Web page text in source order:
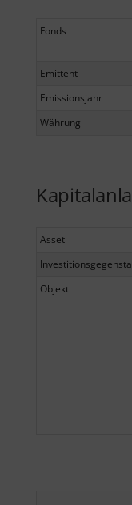
Fonds
Emittent
Emissionsjahr
Währung
Asset
Objekt